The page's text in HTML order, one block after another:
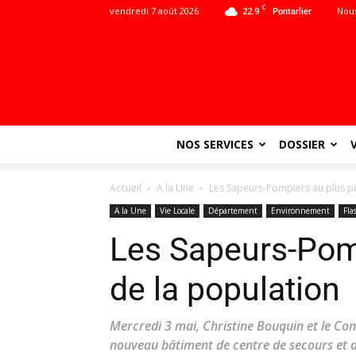
22.9 C Pontarlier
vendredi 7 août 2026
NOS SERVICES DOSSIER
Accueil A la Une Les Sapeurs-Pompiers au plus
A la Une Vie Locale Département Environnement
Les Sapeurs-
de la population
Mercredi 3 mai, Christine Bouquin et le
nouveau bâtiment de centre de secours et